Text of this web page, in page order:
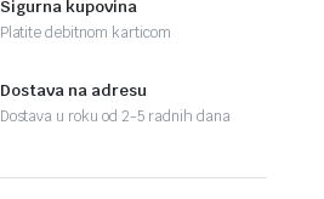
Sigurna kupovina
Platite debitnom karticom
Dostava na adresu
Dostava u roku od 2-5 radnih dana